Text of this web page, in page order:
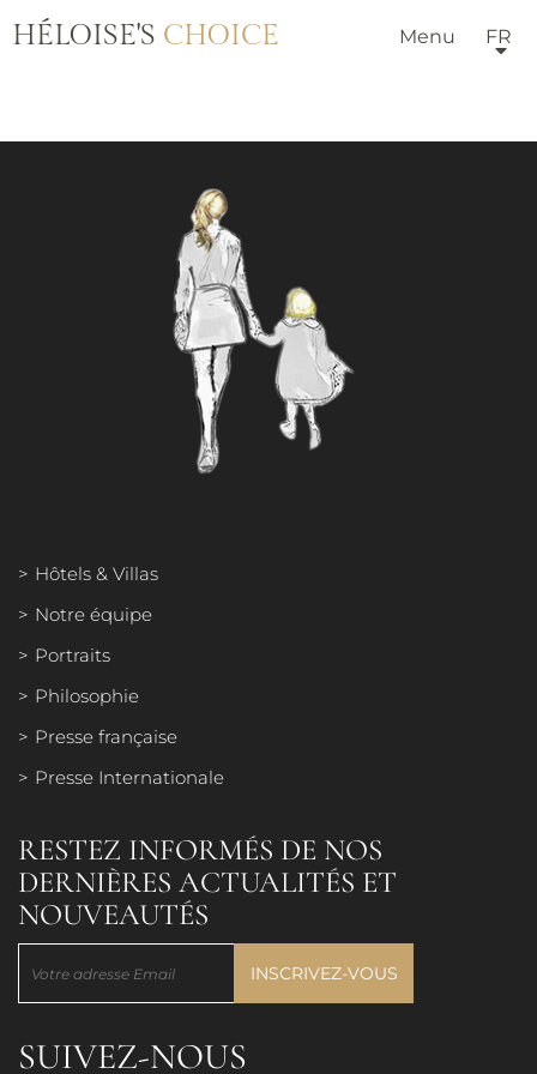
HÉLOISE'S CHOICE Menu FR
HÔTELS & VILLAS
NOTRE ÉQUIPE
PRESSE INTERNATIONALE
Hôtels & Villas
Notre équipe
Portraits
Philosophie
Presse française
Presse Internationale
RESTEZ INFORMÉS DE NOS
DERNIÈRES ACTUALITÉS ET
NOUVEAUTÉS
SUIVEZ-NOUS